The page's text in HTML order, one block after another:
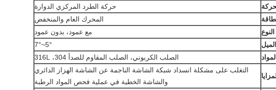
حركة الطرد المركزي الدوارة
المحرك العام والمنخفض
النوع
مع عمود، بدون عمود
5°~7°
المواد
الصلب الكربوني، الصلب المقاوم للصدأ 304، 316L
التغلب على مشكلة انسداد شبكة الشاشة الناجمة عن الشاشة الهزاز الدائري
والشاشة الخطية في عملية فحص المواد الرطبة